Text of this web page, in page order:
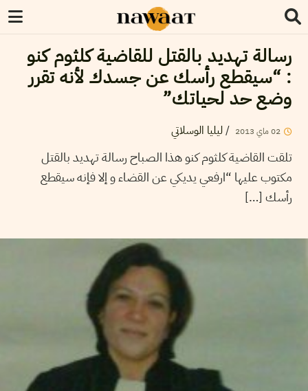
رسالة تهديد بالقتل للقاضية كلثوم كنو
: “سيقطع رأسك عن جسدك لأنه تقرر
وضع حد لحياتك”
02ماي 2013
/ليليا الوسلاتي
تلقت القاضية كلثوم كنو هذا الصباح رسالة تهديد بالقتل
مكتوب عليها “ارفعي يديكي عن القضاء و إلا فإنه سيقطع
رأسك […]